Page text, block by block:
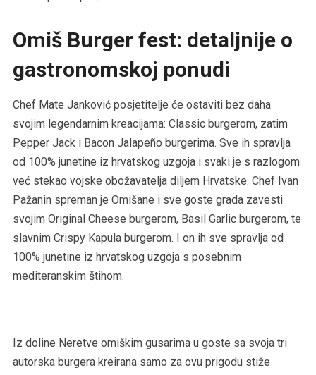
Omiš Burger fest: detaljnije o
gastronomskoj ponudi
Chef Mate Janković posjetitelje će ostaviti bez daha
svojim legendarnim kreacijama: Classic burgerom, zatim
Pepper Jack i Bacon Jalapeño burgerima. Sve ih spravlja
od 100% junetine iz hrvatskog uzgoja i svaki je s razlogom
već stekao vojske obožavatelja diljem Hrvatske. Chef Ivan
Pažanin spreman je Omišane i sve goste grada zavesti
svojim Original Cheese burgerom, Basil Garlic burgerom, te
slavnim Crispy Kapula burgerom. I on ih sve spravlja od
100% junetine iz hrvatskog uzgoja s posebnim
mediteranskim štihom.
Iz doline Neretve omiškim gusarima u goste sa svoja tri
autorska burgera kreirana samo za ovu prigodu stiže